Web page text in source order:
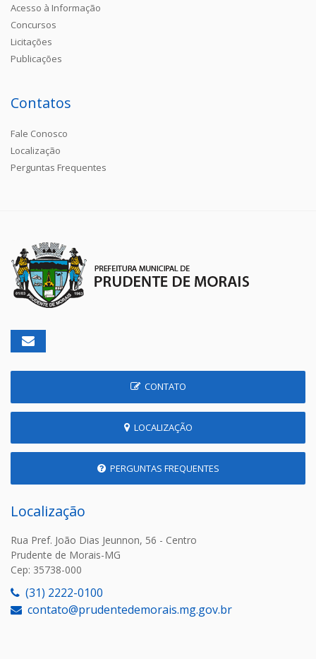
Acesso à Informação
Concursos
Licitações
Publicações
Contatos
Fale Conosco
Localização
Perguntas Frequentes
CONTATO
LOCALIZAÇÃO
PERGUNTAS FREQUENTES
Localização
Rua Pref. João Dias Jeunnon, 56 - Centro
Prudente de Morais-MG
Cep: 35738-000
(31) 2222-0100
contato@prudentedemorais.mg.gov.br